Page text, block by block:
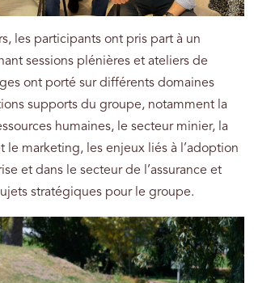
les participants ont pris part à un
sessions plénières et ateliers de
ont porté sur différents domaines
supports du groupe, notamment la
humaines, le secteur minier, la
le marketing, les enjeux liés à l’adoption
et dans le secteur de l’assurance et
stratégiques pour le groupe.